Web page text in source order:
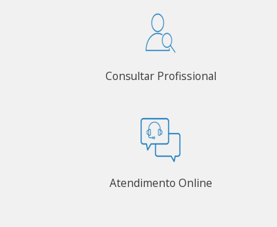
Consultar Profissional
Atendimento Online